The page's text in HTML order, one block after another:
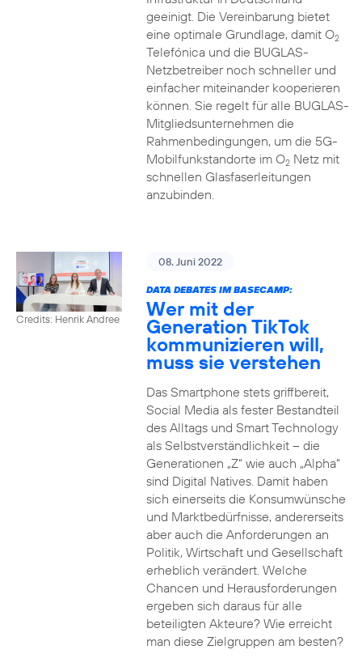
geeinigt. Die Vereinbarung bietet
eine optimale Grundlage, damit O2
Telefónica und die BUGLAS-
Netzbetreiber noch schneller und
einfacher miteinander kooperieren
können. Sie regelt für alle BUGLAS-
Mitgliedsunternehmen die
Rahmenbedingungen, um die 5G-
Mobilfunkstandorte im O2Netz mit
schnellen Glasfaserleitungen
anzubinden.
Credits: Henrik Andree
08. Juni 2022
DATA DEBATES IM BASECAMP:
Wer mit der
Generation TikTok
kommunizieren will,
muss sie verstehen
Das Smartphone stets griffbereit,
Social Media als fester Bestandteil
des Alltags und Smart Technology
als Selbstverständlichkeit – die
Generationen „Z“ wie auch „Alpha“
sind Digital Natives. Damit haben
sich einerseits die Konsumwünsche
und Marktbedürfnisse, andererseits
aber auch die Anforderungen an
Politik, Wirtschaft und Gesellschaft
erheblich verändert. Welche
Chancen und Herausforderungen
ergeben sich daraus für alle
beteiligten Akteure? Wie erreicht
man diese Zielgruppen am besten?